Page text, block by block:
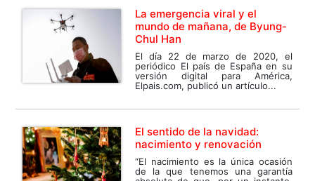
La emergencia viral y el
mundo de mañana, de Byung-
Chul Han
El día 22 de marzo de 2020, el
periódico El país de España en su
versión digital para América,
Elpais.com, publicó un artículo...
El sentido de la navidad:
nacimiento y renovación
“El nacimiento es la única ocasión
de la que tenemos una garantía